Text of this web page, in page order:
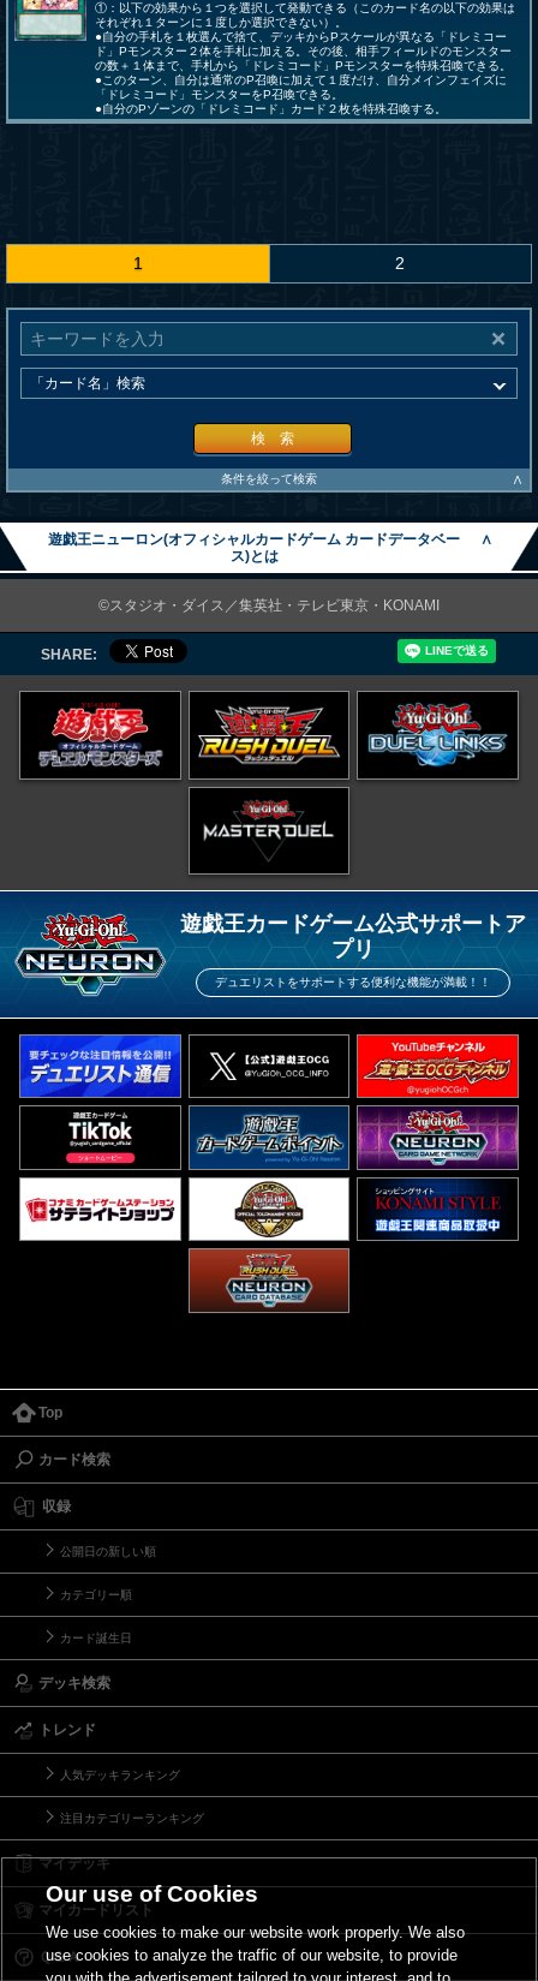
①：以下の効果から１つを選択して発動できる（このカード名の以下の効果は
それぞれ１ターンに１度しか選択できない）。
●自分の手札を１枚選んで捨て、デッキからPスケールが異なる「ドレミコー
ド」Pモンスター２体を手札に加える。その後、相手フィールドのモンスター
の数＋１体まで、手札から「ドレミコード」Pモンスターを特殊召喚できる。
●このターン、自分は通常のP召喚に加えて１度だけ、自分メインフェイズに
「ドレミコード」モンスターをP召喚できる。
●自分のPゾーンの「ドレミコード」カード２枚を特殊召喚する。
1 2
検 索
条件を絞って検索 ∧
遊戯王ニューロン(オフィシャルカードゲーム カードデータベー
ス)とは
∧
©スタジオ・ダイス／集英社・テレビ東京・KONAMI
SHARE:
遊戯王カードゲーム公式サポートア
プリ
デュエリストをサポートする便利な機能が満載！！
Top
カード検索
収録
公開日の新しい順
カテゴリー順
カード誕生日
デッキ検索
トレンド
人気デッキランキング
注目カテゴリーランキング
マイデッキ
マイカードリスト
Ｑ＆Ａ
Our use of Cookies
We use cookies to make our website work properly. We also
use cookies to analyze the traffic of our website, to provide